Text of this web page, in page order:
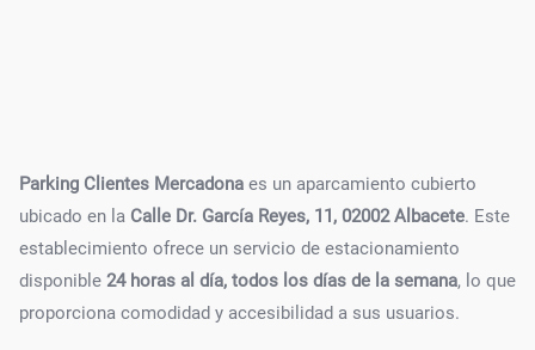
Parking Clientes Mercadona es un aparcamiento cubierto
ubicado en la Calle Dr. García Reyes, 11, 02002 Albacete. Este
establecimiento ofrece un servicio de estacionamiento
disponible 24 horas al día, todos los días de la semana, lo que
proporciona comodidad y accesibilidad a sus usuarios.